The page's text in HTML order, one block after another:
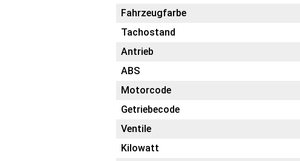
Fahrzeugfarbe
Tachostand
Antrieb
ABS
Motorcode
Getriebecode
Ventile
Kilowatt